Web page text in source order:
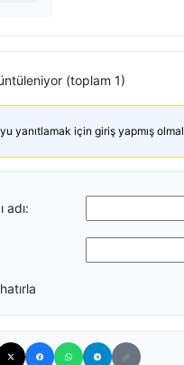
(toplam 1)
yanıtlamak için giriş yapmış
adı: